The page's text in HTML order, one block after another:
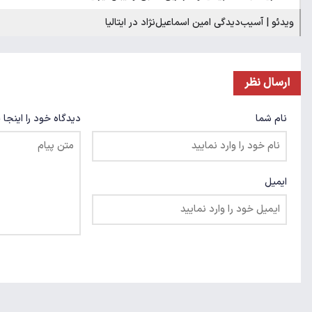
ویدئو | آسیب‌دیدگی امین اسماعیل‌نژاد در ایتالیا
ارسال نظر
نام شما
ایمیل
دیدگاه خود را